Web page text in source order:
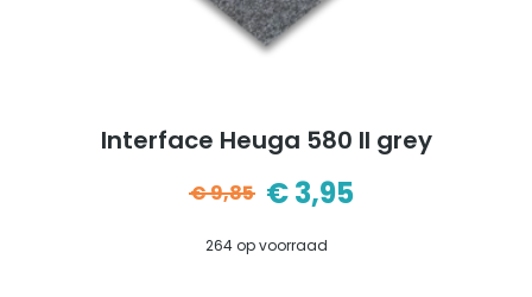
Interface Heuga 580 II grey
€9,85
Oorspronkelijke
prijs
€3,95
Huidige
prijs
264 op voorraad